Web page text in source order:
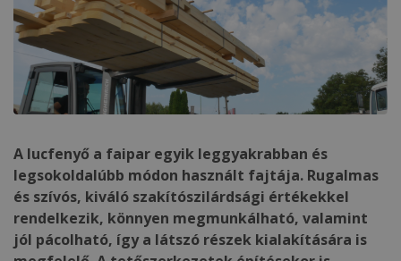
A lucfenyő a faipar egyik leggyakrabban és
legsokoldalúbb módon használt fajtája. Rugalmas
és szívós, kiváló szakítószilárdsági értékekkel
rendelkezik, könnyen megmunkálható, valamint
jól pácolható, így a látszó részek kialakítására is